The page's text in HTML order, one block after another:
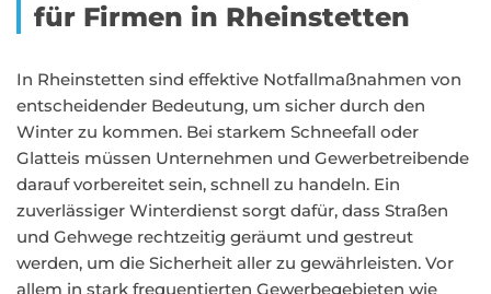
für Firmen in Rheinstetten
In Rheinstetten sind effektive Notfallmaßnahmen von
entscheidender Bedeutung, um sicher durch den
Winter zu kommen. Bei starkem Schneefall oder
Glatteis müssen Unternehmen und Gewerbetreibende
darauf vorbereitet sein, schnell zu handeln. Ein
zuverlässiger Winterdienst sorgt dafür, dass Straßen
und Gehwege rechtzeitig geräumt und gestreut
werden, um die Sicherheit aller zu gewährleisten. Vor
allem in stark frequentierten Gewerbegebieten wie